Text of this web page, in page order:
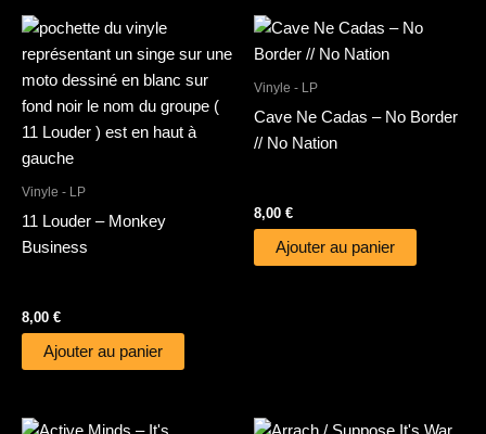
Vinyle - LP
11 Louder – Monkey
Business
8,00 €
Ajouter au panier
Vinyle - LP
Cave Ne Cadas – No Border
// No Nation
8,00 €
Ajouter au panier